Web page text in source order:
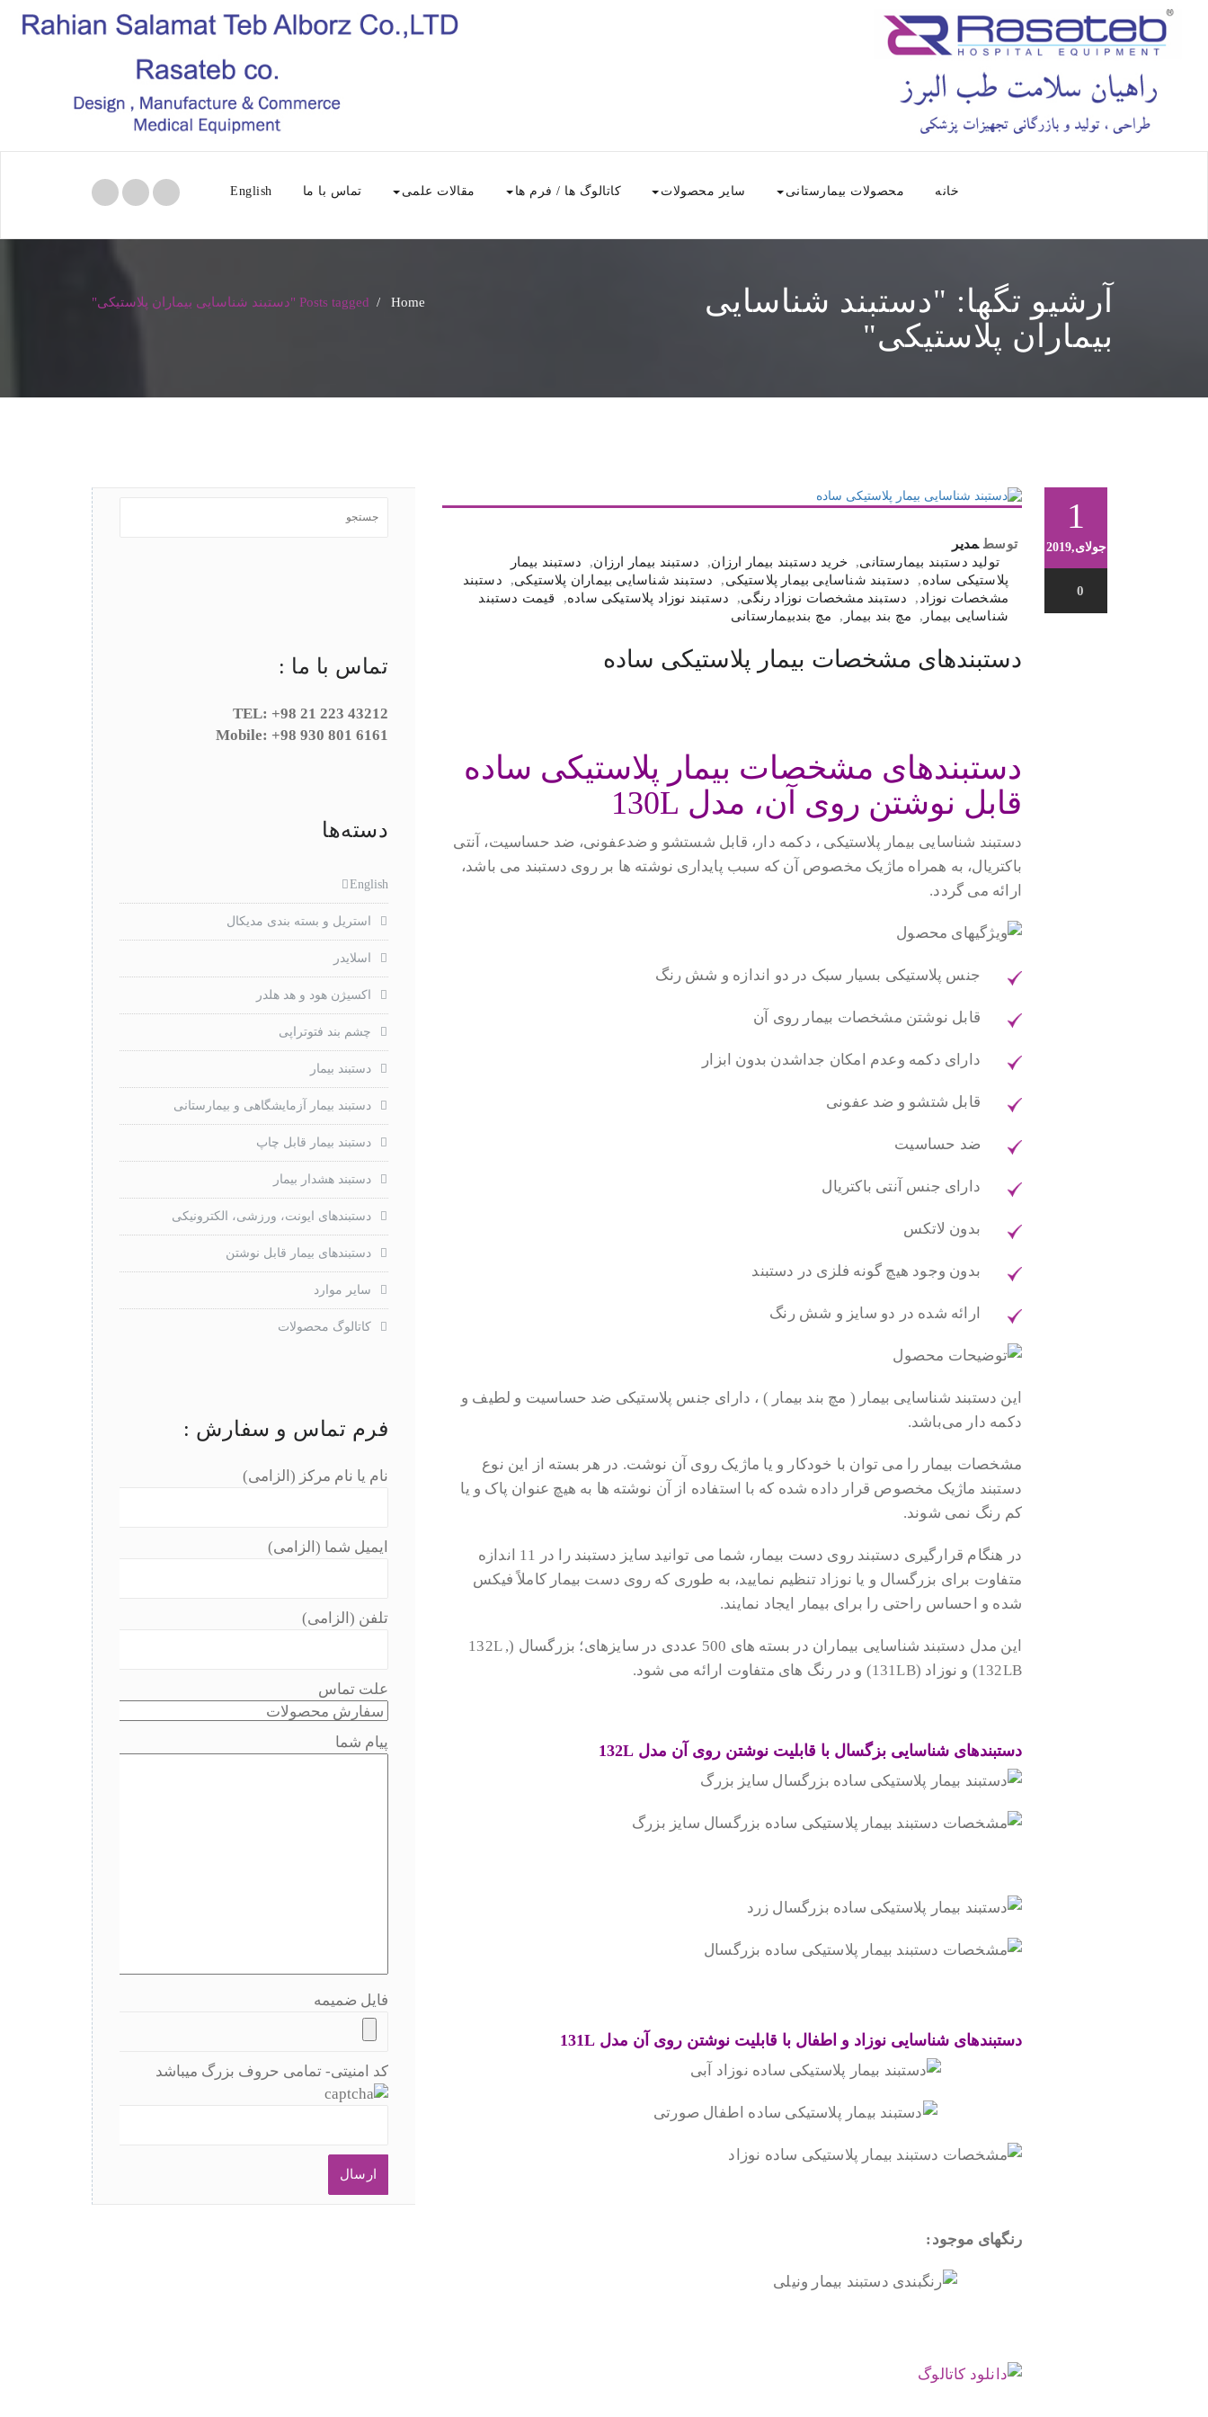
خانه محصولات بیمارستانی سایر محصولات کاتالوگ ها / فرم ها مقالات علمی تماس با ما English
آرشیو تگها: "دستبند شناسایی
بیماران پلاستیکی"
Home
/ Posts tagged "دستبند شناسایی بیماران پلاستیکی"
1
جولای,2019
0
توسط مدیر
تولید دستبند بیمارستانی, خرید دستبند بیمار ارزان, دستبند بیمار ارزان,
دستبند بیمار
پلاستیکی ساده, دستبند شناسایی بیمار پلاستیکی, دستبند شناسایی بیماران پلاستیکی,
دستبند
مشخصات نوزاد, دستبند مشخصات نوزاد رنگی, دستبند نوزاد پلاستیکی ساده,
قیمت دستبند
شناسایی بیمار , مچ بند بیمار , مچ بندبیمارستانی
دستبندهای مشخصات بیمار پلاستیکی ساده
دستبندهای مشخصات بیمار پلاستیکی ساده
قابل نوشتن روی آن، مدل 130L
دستبند شناسایی بیمار پلاستیکی ، دکمه دار، قابل شستشو و ضدعفونی، ضد حساسیت، آنتی
باکتریال، به همراه ماژیک مخصوص آن که سبب پایداری نوشته ها بر روی دستبند می باشد،
ارائه می گردد.
جنس پلاستیکی بسیار سبک در دو اندازه و شش رنگ
قابل نوشتن مشخصات بیمار روی آن
دارای دکمه وعدم امکان جداشدن بدون ابزار
قابل شتشو و ضد عفونی
ضد حساسیت
دارای جنس آنتی باکتریال
بدون لاتکس
بدون وجود هیچ گونه فلزی در دستبند
ارائه شده در دو سایز و شش رنگ
این دستبند شناسایی بیمار ( مچ بند بیمار ) ، دارای جنس پلاستیکی ضد حساسیت و لطیف و
دکمه دار می‌باشد.
مشخصات بیمار را می توان با خودکار و یا ماژیک روی آن نوشت. در هر بسته از این نوع
دستبند ماژیک مخصوص قرار داده شده که با استفاده از آن نوشته ها به هیچ عنوان پاک و یا
کم رنگ نمی شوند.
در هنگام قرارگیری دستبند روی دست بیمار، شما می توانید سایز دستبند را در 11 اندازه
متفاوت برای بزرگسال و یا نوزاد تنظیم نمایید، به طوری که روی دست بیمار کاملاً فیکس
شده و احساس راحتی را برای بیمار ایجاد نمایند.
این مدل دستبند شناسایی بیماران در بسته های 500 عددی در سایزهای؛ بزرگسال (132L ,
132LB) و نوزاد (131LB) و در رنگ های متفاوت ارائه می شود.
دستبندهای شناسایی بزگسال با قابلیت نوشتن روی آن مدل 132L
دستبندهای شناسایی نوزاد و اطفال با قابلیت نوشتن روی آن مدل 131L
رنگهای موجود:
تماس با ما :
TEL: +98 21 223 43212
Mobile: +98 930 801 6161
دسته‌ها
English
استریل و بسته بندی مدیکال
اسلایدر
اکسیژن هود و هد هلدر
چشم بند فتوتراپی
دستبند بیمار
دستبند بیمار آزمایشگاهی و بیمارستانی
دستبند بیمار قابل چاپ
دستبند هشدار بیمار
دستبندهای ایونت، ورزشی، الکترونیکی
دستبندهای بیمار قابل نوشتن
سایر موارد
کاتالوگ محصولات
فرم تماس و سفارش :
نام یا نام مرکز (الزامی)
ایمیل شما (الزامی)
تلفن (الزامی)
علت تماس
پیام شما
فایل ضمیمه
کد امنیتی- تمامی حروف بزرگ میباشد